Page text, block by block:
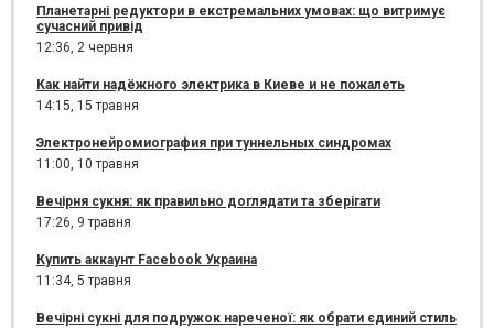
Планетарні редуктори в екстремальних умовах: що витримує
сучасний привід
12:36, 2 червня
Как найти надёжного электрика в Киеве и не пожалеть
14:15, 15 травня
Электронейромиография при туннельных синдромах
11:00, 10 травня
Вечірня сукня: як правильно доглядати та зберігати
17:26, 9 травня
Купить аккаунт Facebook Украина
11:34, 5 травня
Вечірні сукні для подружок нареченої: як обрати єдиний стиль